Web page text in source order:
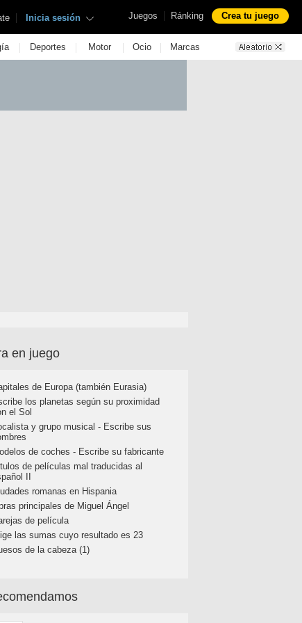
Juegos | Ránking Crea tu juego
| Inicia sesión
| Deportes | Motor | Ocio | Marcas
en juego
de Europa (también Eurasia)
los planetas según su proximidad
el Sol
y grupo musical - Escribe sus
de coches - Escribe su fabricante
de películas mal traducidas al
II
romanas en Hispania
principales de Miguel Ángel
de película
las sumas cuyo resultado es 23
de la cabeza (1)